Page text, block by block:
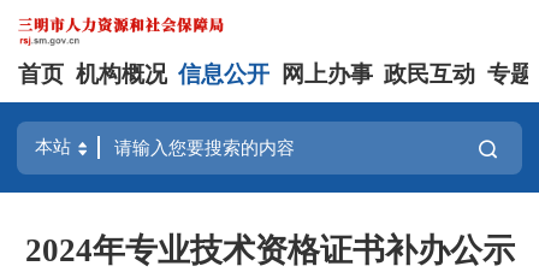
首页 机构概况 信息公开 网上办事 政民互动 专题
2024年专业技术资格证书补办公示